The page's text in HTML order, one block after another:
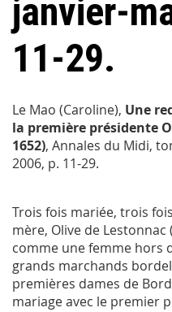
janvier-
11-29.
Le Mao (Caroline), Une
la première présidente
1652), Annales du Midi,
2006, p. 11-29.
Trois fois mariée, trois
mère, Olive de
comme une femme hors
grands marchands
premières dames de
mariage avec le premier